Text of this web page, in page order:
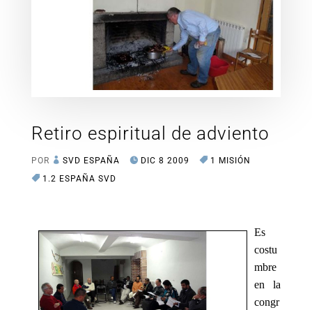
Retiro espiritual de adviento
POR SVD ESPAÑA DIC 8 2009
1 MISIÓN
1.2 ESPAÑA SVD
Es
costu
mbre
en la
congr